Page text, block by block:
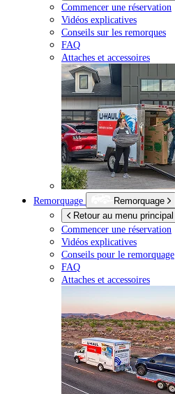
Commencer une réservation
Vidéos explicatives
Conseils sur les remorques
FAQ
Attaches et accessoires
Remorquage
Remorquage
Retour au menu principal
Commencer une réservation
Vidéos explicatives
Conseils pour le remorquage
FAQ
Attaches et accessoires